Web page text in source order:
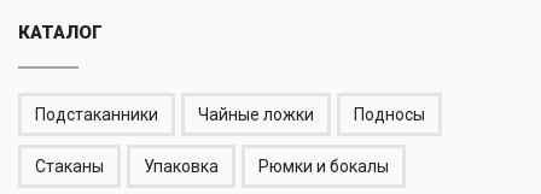
КАТАЛОГ
Подстаканники Чайные ложки Подносы
Стаканы Упаковка Рюмки и бокалы